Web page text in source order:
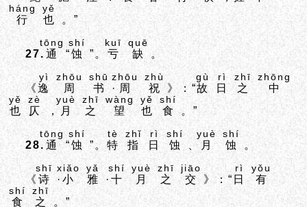
行
háng
也
yě
。”
27. 通
tōng
“蚀
shí
”。 亏
kuī
缺
quē
。
《逸
yì
周
zhōu
书
shū
· 周
zhōu
祝
zhù
》：“故
gù
日
rì
之
zhī
中
zhōng
也
yě
仄
zè
， 月
yuè
之
zhī
望
wàng
也
yě
食
shí
。”
28. 通
tōng
“蚀
shí
”。特
tè
指
zhǐ
日
rì
蚀
shí
、 月
yuè
蚀
shí
。
《 诗
shī
· 小
xiǎo
雅
yǎ
·十
shí
月
yuè
之
zhī
交
jiāo
》：“ 日
rì
有
yǒu
食
shí
之
zhī
。”